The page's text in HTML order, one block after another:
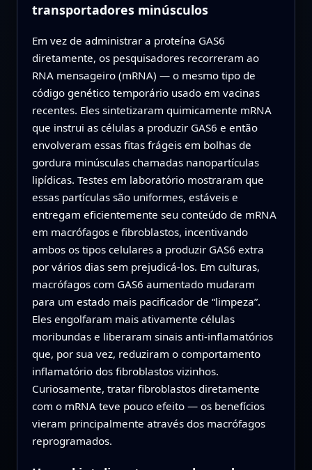
transportadores minúsculos
Em vez de administrar a proteína GAS6
diretamente, os pesquisadores recorreram ao
RNA mensageiro (mRNA) — o mesmo tipo de
código genético temporário usado em vacinas
recentes. Eles sintetizaram quimicamente mRNA
que instrui as células a produzir GAS6 e então
envolveram essas fitas frágeis em bolhas de
gordura minúsculas chamadas nanopartículas
lipídicas. Testes em laboratório mostraram que
essas partículas são uniformes, estáveis e
entregam eficientemente seu conteúdo de mRNA
em macrófagos e fibroblastos, incentivando
ambos os tipos celulares a produzir GAS6 extra
por vários dias sem prejudicá-los. Em culturas,
macrófagos com GAS6 aumentado mudaram
para um estado mais pacificador de “limpeza”.
Eles engolfaram mais ativamente células
moribundas e liberaram sinais anti-inflamatórios
que, por sua vez, reduziram o comportamento
inflamatório dos fibroblastos vizinhos.
Curiosamente, tratar fibroblastos diretamente
com o mRNA teve pouco efeito — os benefícios
vieram principalmente através dos macrófagos
reprogramados.